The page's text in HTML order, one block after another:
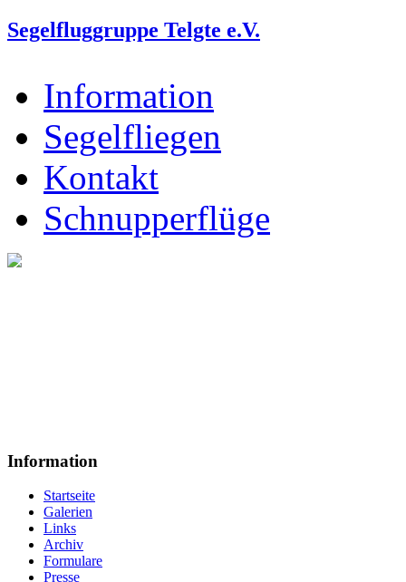
Segelfluggruppe Telgte e.V.
Information
Segelfliegen
Kontakt
Schnupperflüge
Information
Startseite
Galerien
Links
Archiv
Formulare
Presse